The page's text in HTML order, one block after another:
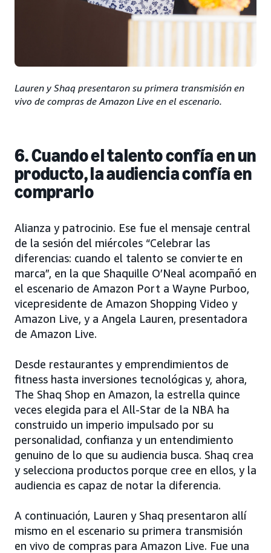
Lauren y Shaq presentaron su primera transmisión en
vivo de compras de Amazon Live en el escenario.
6. Cuando el talento confía en un
producto, la audiencia confía en
comprarlo
Alianza y patrocinio. Ese fue el mensaje central
de la sesión del miércoles “Celebrar las
diferencias: cuando el talento se convierte en
marca”, en la que Shaquille O’Neal acompañó en
el escenario de Amazon Port a Wayne Purboo,
vicepresidente de Amazon Shopping Video y
Amazon Live, y a Angela Lauren, presentadora
de Amazon Live.
Desde restaurantes y emprendimientos de
fitness hasta inversiones tecnológicas y, ahora,
The Shaq Shop en Amazon, la estrella quince
veces elegida para el All-Star de la NBA ha
construido un imperio impulsado por su
personalidad, confianza y un entendimiento
genuino de lo que su audiencia busca. Shaq crea
y selecciona productos porque cree en ellos, y la
audiencia es capaz de notar la diferencia.
A continuación, Lauren y Shaq presentaron allí
mismo en el escenario su primera transmisión
en vivo de compras para Amazon Live. Fue una